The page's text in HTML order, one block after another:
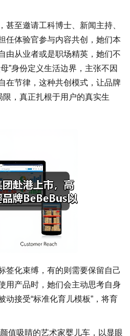
甚至邀请工科博士、新闻主持、
任体验官参与内容共创，她们本
由从业者或是职场精英，她们不
”身份定义生活边界，主张不因
在节律，这种共创模式，让品牌
限，真正扎根于用户的真实生
签化束缚，有的则需要保留自己
用产品时，她们会主动思考自身
动接受“标准化育儿模板”，将育
值吸睛的艺术家婴儿车，以显眼